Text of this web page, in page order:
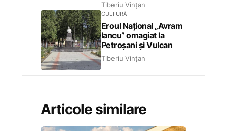
Tiberiu Vințan
CULTURĂ
Eroul Național „Avram
Iancu” omagiat la
Petroșani și Vulcan
Tiberiu Vințan
Articole similare